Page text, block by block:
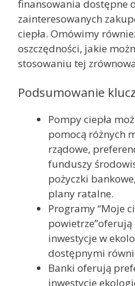
finansowania dostępne
zainteresowanych
ciepła. Omówimy
oszczędności, jakie
stosowaniu tej
Podsumowanie
Pompy ciepła
pomocą różnych
rządowe,
funduszy
pożyczki
plany ratalne.
Programy “Moje
inwestycje w
dostępnymi
Banki oferują
inwestycje